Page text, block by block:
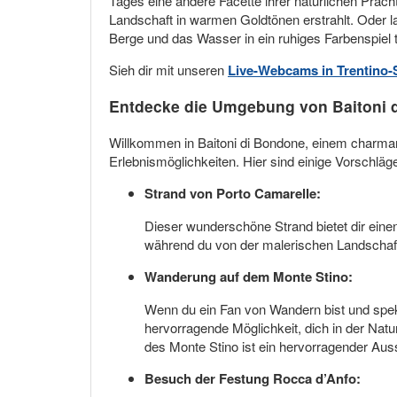
Landschaft in warmen Goldtönen erstrahlt. Oder
Berge und das Wasser in ein ruhiges Farbenspiel
Sieh dir mit unseren Live-Webcams in
Entdecke die Umgebung von Baitoni
Willkommen in Baitoni di Bondone, einem
Erlebnismöglichkeiten. Hier sind einige
Strand von Porto Camarelle:
Dieser wunderschöne Strand bietet dir
während du von der malerischen
Wanderung auf dem Monte Stino:
Wenn du ein Fan von Wandern bist und
hervorragende Möglichkeit, dich in der
des Monte Stino ist ein hervorragender
Besuch der Festung Rocca d’Anfo: